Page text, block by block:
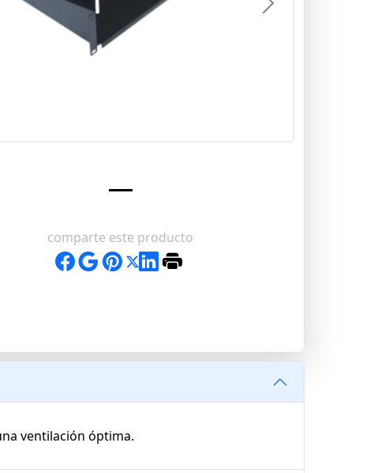
Next
comparte este producto
ventilación óptima.